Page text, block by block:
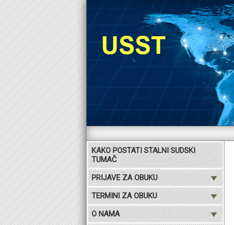
KAKO POSTATI STALNI SUDSKI
TUMAČ
PRIJAVE ZA OBUKU
TERMINI ZA OBUKU
O NAMA